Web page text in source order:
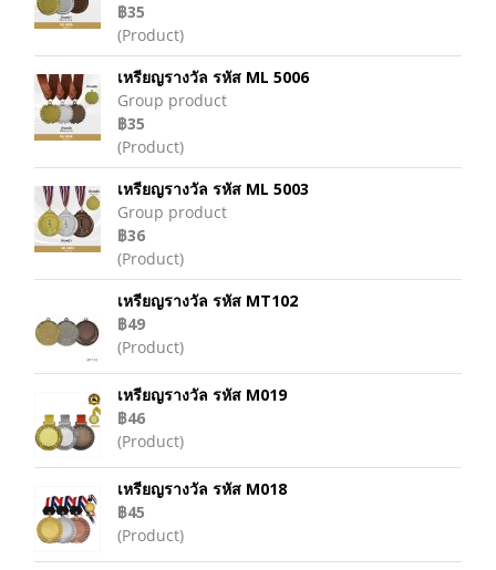
฿35
(Product)
เหรียญรางวัล รหัส ML 5006
Group product
฿35
(Product)
เหรียญรางวัล รหัส ML 5003
Group product
฿36
(Product)
เหรียญรางวัล รหัส MT102
฿49
(Product)
เหรียญรางวัล รหัส M019
฿46
(Product)
เหรียญรางวัล รหัส M018
฿45
(Product)